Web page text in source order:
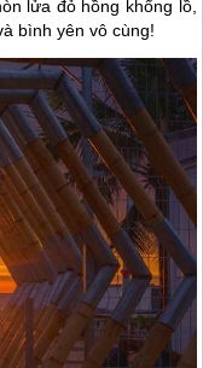
lửa đỏ hồng khổng lồ,
bình yên vô cùng!